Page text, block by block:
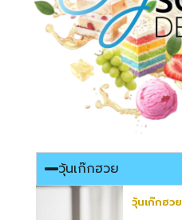
วุ้นเก๊กฮวย
วุ้นเก๊กฮวย